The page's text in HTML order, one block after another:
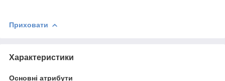
Приховати
Характеристики
Основні атрибути